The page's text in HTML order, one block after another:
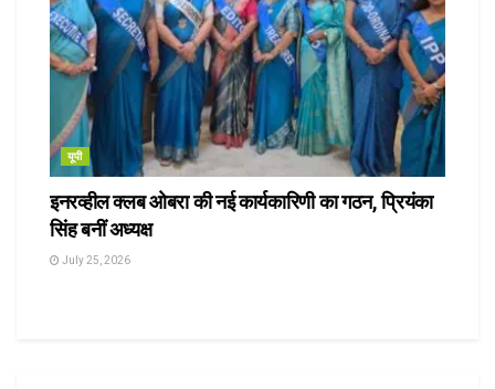
यूपी
इनरव्हील क्लब ओबरा की नई कार्यकारिणी का गठन, प्रियंका
सिंह बनीं अध्यक्ष
July 25, 2026